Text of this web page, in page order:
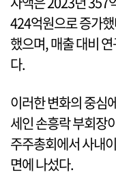
424억원으로 증가
했으며, 매출 대비
다.
이러한 변화의 중심
세인 손흥락 부회장
주주총회에서 사내
면에 나섰다.